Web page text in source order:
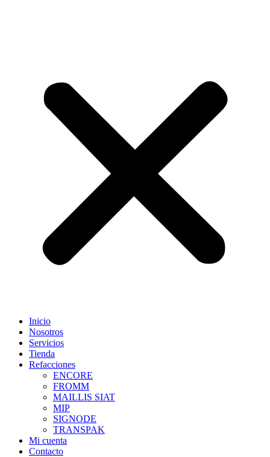
Inicio
Nosotros
Servicios
Tienda
Refacciones
ENCORE
FROMM
MAILLIS SIAT
MIP
SIGNODE
TRANSPAK
Mi cuenta
Contacto